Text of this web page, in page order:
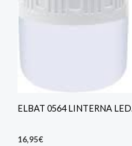
ELBAT 0564 LINTERNA
16,95€